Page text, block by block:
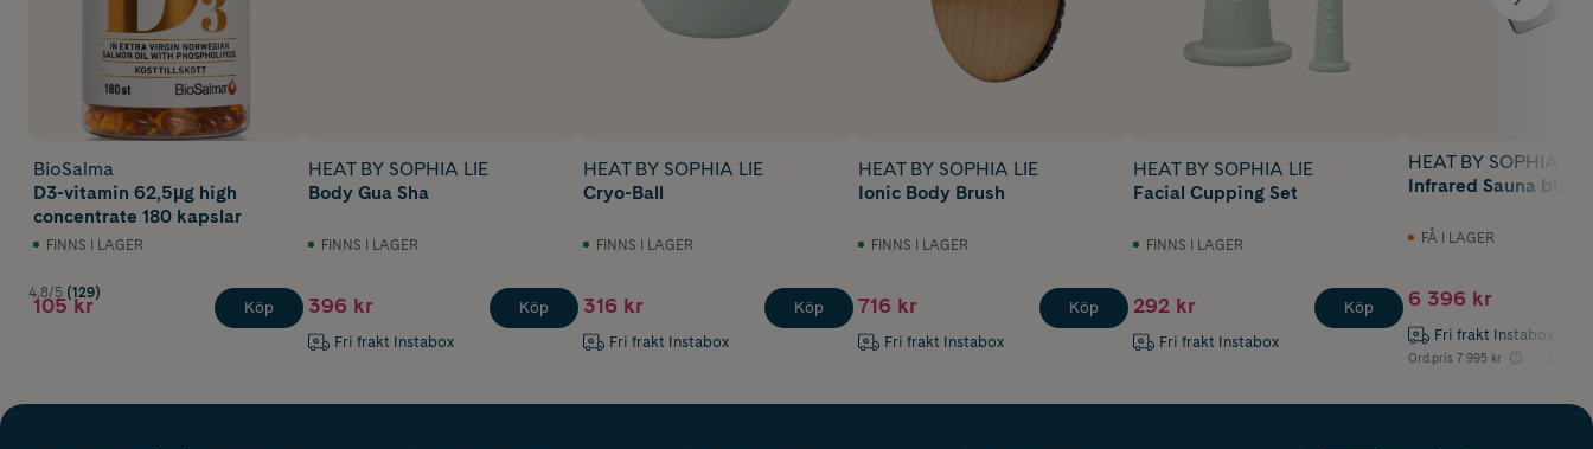
BioSalma
D3-vitamin 62,5µg high
concentrate 180 kapslar
FINNS I LAGER
4.8/5 (129)
105 kr Köp
HEAT BY SOPHIA LIE
Body Gua Sha
FINNS I LAGER
396 kr
Fri frakt Instabox
Köp
HEAT BY SOPHIA LIE
Cryo-Ball
FINNS I LAGER
316 kr
Fri frakt Instabox
Köp
HEAT BY SOPHIA LIE
Ionic Body Brush
FINNS I LAGER
716 kr
Fri frakt Instabox
Köp
HEAT BY SOPHIA LIE
Facial Cupping Set
FINNS I LAGER
292 kr
Fri frakt Instabox
Köp
HEAT BY SOPHIA LIE
Infrared Sauna
FÅ I LAGER
6 396 kr
Fri frakt Instabox
Ord.pris 7 995 kr